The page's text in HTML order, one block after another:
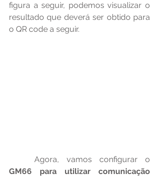
figura a seguir, podemos visualizar o
resultado que deverá ser obtido para
o QR code a seguir.
GM66 para utilizar comunicação